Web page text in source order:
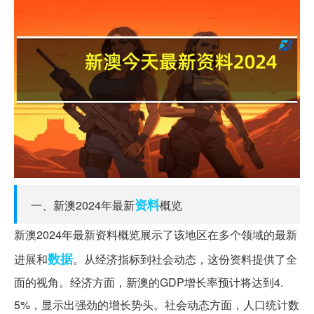
一、新澳2024年最新资料概览
新澳2024年最新资料概览展示了该地区在多个领域的最新
进展和数据。从经济指标到社会动态，这份资料提供了全
面的视角。经济方面，新澳的GDP增长率预计将达到4.
5%，显示出强劲的增长势头。社会动态方面，人口统计数